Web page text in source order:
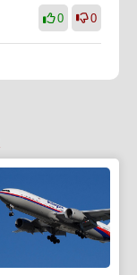
0 0